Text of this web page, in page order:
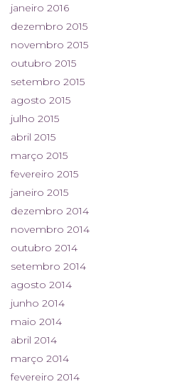
janeiro 2016
dezembro 2015
novembro 2015
outubro 2015
setembro 2015
agosto 2015
julho 2015
abril 2015
março 2015
fevereiro 2015
janeiro 2015
dezembro 2014
novembro 2014
outubro 2014
setembro 2014
agosto 2014
junho 2014
maio 2014
abril 2014
março 2014
fevereiro 2014